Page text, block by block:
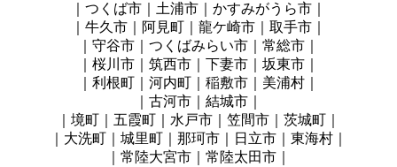
｜つくば市｜土浦市｜かすみがうら市｜
｜牛久市｜阿見町 ｜龍ケ崎市｜取手市｜
｜守谷市｜つくばみらい市｜常総市｜
｜桜川市｜筑西市｜下妻市 ｜坂東市
｜利根町｜河内町｜稲敷市 ｜美浦村
｜古河市｜結城市｜
｜境町｜五霞町｜水戸市 ｜笠間市｜茨城町
｜大洗町｜城里町｜那珂市 ｜日立市 ｜東海村
｜常陸大宮市 ｜常陸太田市